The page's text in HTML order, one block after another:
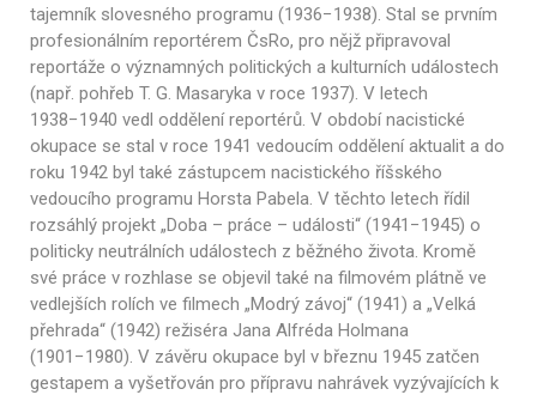
tajemník slovesného programu (1936−1938). Stal se prvním
profesionálním reportérem ČsRo, pro nějž připravoval
reportáže o významných politických a kulturních událostech
(např. pohřeb T. G. Masaryka v roce 1937). V letech
1938−1940 vedl oddělení reportérů. V období nacistické
okupace se stal v roce 1941 vedoucím oddělení aktualit a do
roku 1942 byl také zástupcem nacistického říšského
vedoucího programu Horsta Pabela. V těchto letech řídil
rozsáhlý projekt „Doba – práce – události“ (1941−1945) o
politicky neutrálních událostech z běžného života. Kromě
své práce v rozhlase se objevil také na filmovém plátně ve
vedlejších rolích ve filmech „Modrý závoj“ (1941) a „Velká
přehrada“ (1942) režiséra Jana Alfréda Holmana
(1901−1980). V závěru okupace byl v březnu 1945 zatčen
gestapem a vyšetřován pro přípravu nahrávek vyzývajících k